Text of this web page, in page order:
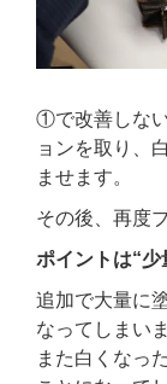
①で改善しな
ョンを取り、
ませます。
その後、再度
ポイントは“少
追加で大量に
なってしまい
また白くなっ